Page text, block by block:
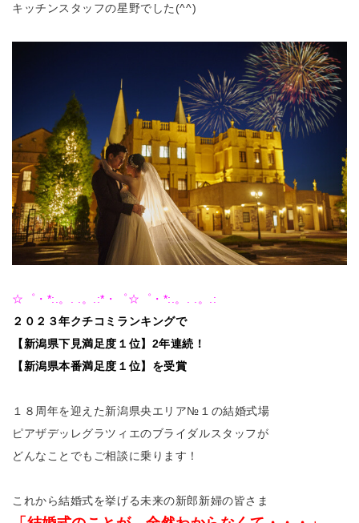
キッチンスタッフの星野でした(^^)
☆゜・*:.。. .。.:*・゜☆゜・*:.。. .。.:
２０２３年クチコミランキングで
【新潟県下見満足度１位】2年連続！
【新潟県本番満足度１位】を受賞
１８周年を迎えた新潟県央エリア№１の結婚式場
ピアザデッレグラツィエのブライダルスタッフが
どんなことでもご相談に乗ります！
これから結婚式を挙げる未来の新郎新婦の皆さま